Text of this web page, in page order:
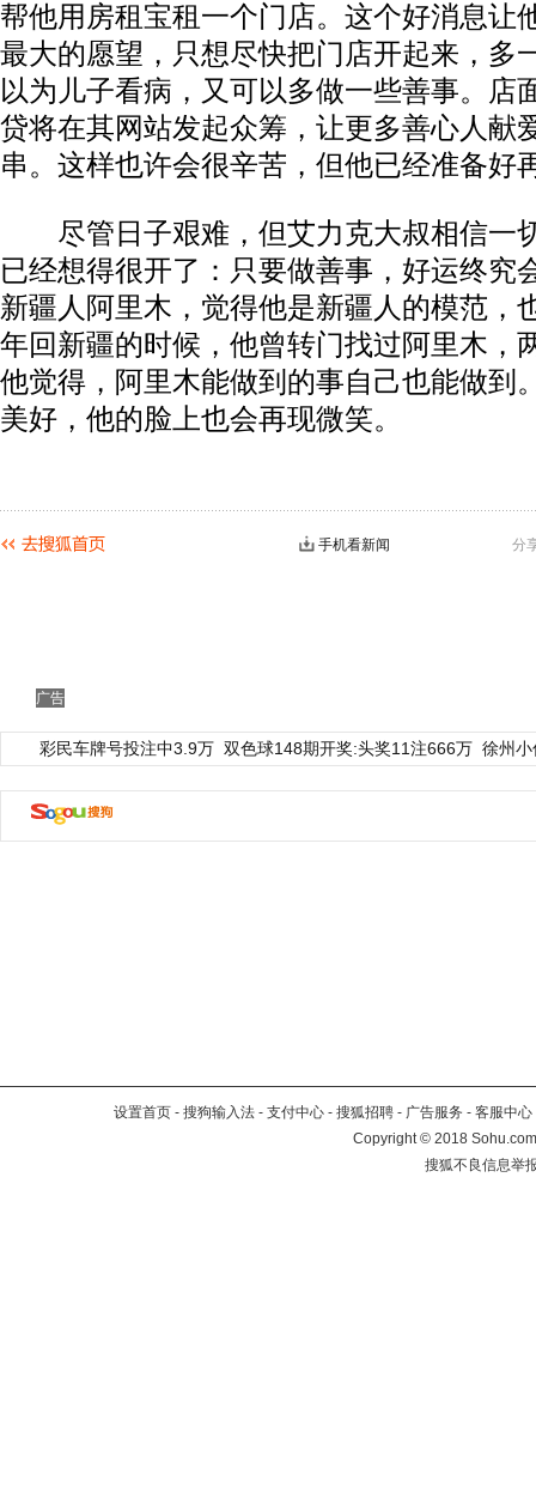
帮他用房租宝租一个门店。这个好消息让
最大的愿望，只想尽快把门店开起来，多
以为儿子看病，又可以多做一些善事。店
贷将在其网站发起众筹，让更多善心人献
串。这样也许会很辛苦，但他已经准备好
尽管日子艰难，但艾力克大叔相信一
已经想得很开了：只要做善事，好运终究
新疆人阿里木，觉得他是新疆人的模范，
年回新疆的时候，他曾转门找过阿里木，
他觉得，阿里木能做到的事自己也能做到
美好，他的脸上也会再现微笑。
分
手机看新闻
广告
彩民车牌号投注中3.9万 双色球148期开奖:头奖11注666万 徐州
设置首页 - 搜狗输入法 - 支付中心 - 搜狐招聘 - 广告服务 - 客服中心
Copyright©2018
搜狐不良信息举